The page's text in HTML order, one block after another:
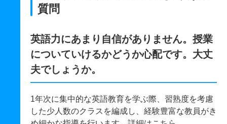
質問
英語力にあまり自信がありません。授業
についていけるかどうか心配です。大丈
夫でしょうか。
1年次に集中的な英語教育を学ぶ際、習熟度を考慮
した少人数のクラスを編成し、経験豊富な教員がき